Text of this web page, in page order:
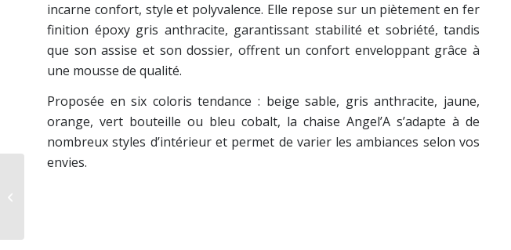
incarne confort, style et polyvalence. Elle repose sur un piètement en fer
finition époxy gris anthracite, garantissant stabilité et sobriété, tandis
que son assise et son dossier, offrent un confort enveloppant grâce à
une mousse de qualité.
Proposée en six coloris tendance : beige sable, gris anthracite, jaune,
orange, vert bouteille ou bleu cobalt, la chaise Angel’A s’adapte à de
nombreux styles d’intérieur et permet de varier les ambiances selon vos
envies.